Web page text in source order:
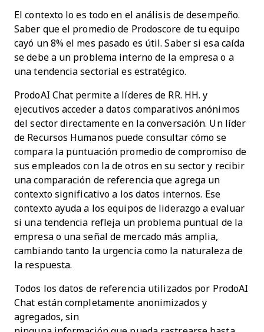
El contexto lo es todo en el análisis de desempeño.
Saber que el promedio de Prodoscore de tu equipo
cayó un 8% el mes pasado es útil. Saber si esa caída
se debe a un problema interno de la empresa o a
una tendencia sectorial es estratégico.
ProdoAI Chat permite a líderes de RR. HH. y
ejecutivos acceder a datos comparativos anónimos
del sector directamente en la conversación. Un líder
de Recursos Humanos puede consultar cómo se
compara la puntuación promedio de compromiso de
sus empleados con la de otros en su sector y recibir
una comparación de referencia que agrega un
contexto significativo a los datos internos. Ese
contexto ayuda a los equipos de liderazgo a evaluar
si una tendencia refleja un problema puntual de la
empresa o una señal de mercado más amplia,
cambiando tanto la urgencia como la naturaleza de
la respuesta.
Todos los datos de referencia utilizados por ProdoAI
Chat están completamente anonimizados y
agregados, sin